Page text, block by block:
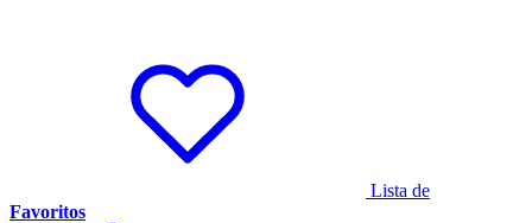
Lista de
Favoritos